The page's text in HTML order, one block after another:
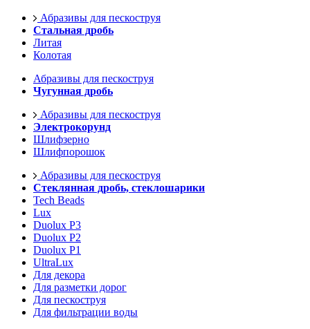
Абразивы для пескоструя
Стальная дробь
Литая
Колотая
Абразивы для пескоструя
Чугунная дробь
Абразивы для пескоструя
Электрокорунд
Шлифзерно
Шлифпорошок
Абразивы для пескоструя
Стеклянная дробь, стеклошарики
Tech Beads
Lux
Duolux P3
Duolux P2
Duolux P1
UltraLux
Для декора
Для разметки дорог
Для пескоструя
Для фильтрации воды